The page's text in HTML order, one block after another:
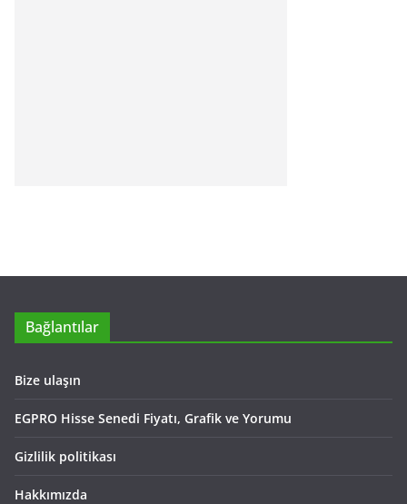
Bağlantılar
Bize ulaşın
EGPRO Hisse Senedi Fiyatı, Grafik ve Yorumu
Gizlilik politikası
Hakkımızda